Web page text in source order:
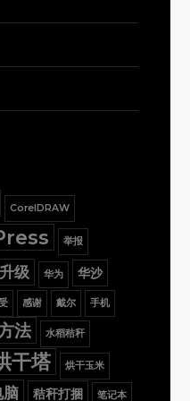
CorelDRAW
举报
升级 华为 华沙
感谢 戴尔 手机
法 水稻秸秆
干塔 烘干玉米
脑 秸秆打捆 笔记本